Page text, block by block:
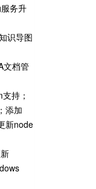
务升
识导图
文档管
持；
添加
新node